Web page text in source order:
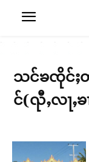
သင်ၶၸိုင်ႈ
င်(ၺီႇလႃႇၶ